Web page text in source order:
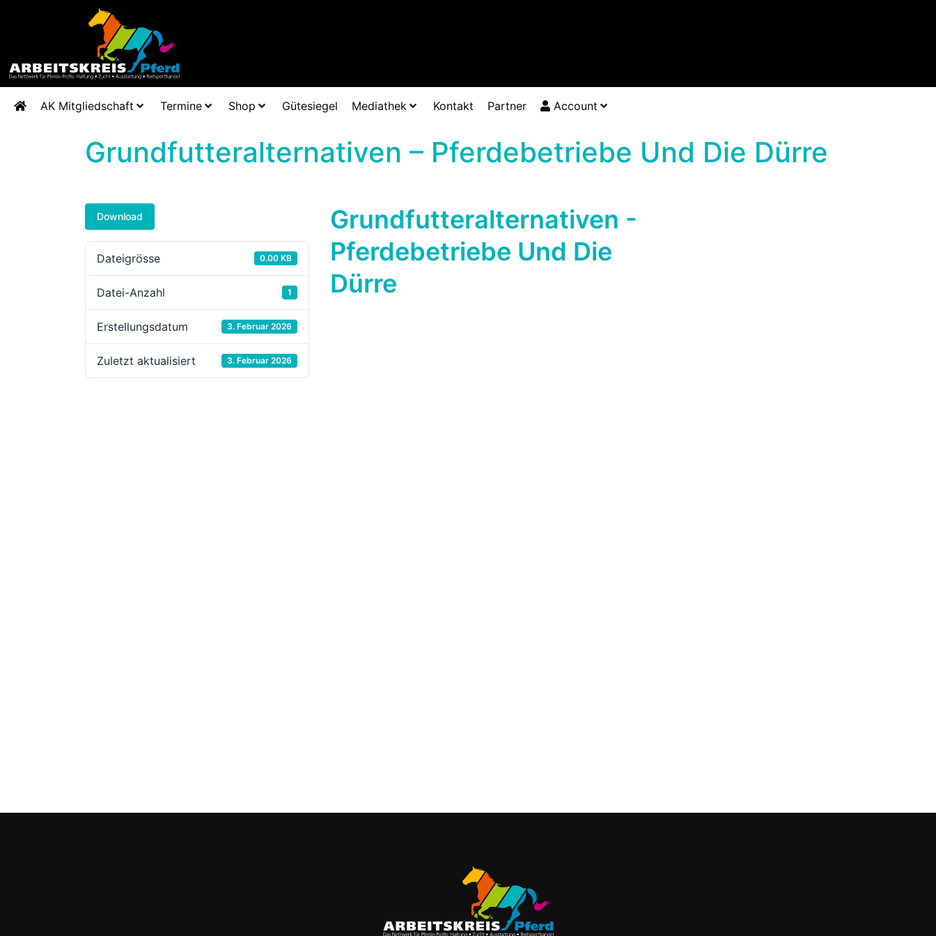
AK Mitgliedschaft Termine Shop Gütesiegel Mediathek Kontakt Partner Account
Grundfutteralternativen – Pferdebetriebe Und Die Dürre
Download
Dateigrösse 0.00 KB
Datei-Anzahl 1
Erstellungsdatum 3. Februar 2026
Zuletzt aktualisiert 3. Februar 2026
Grundfutteralternativen -
Pferdebetriebe Und Die
Dürre